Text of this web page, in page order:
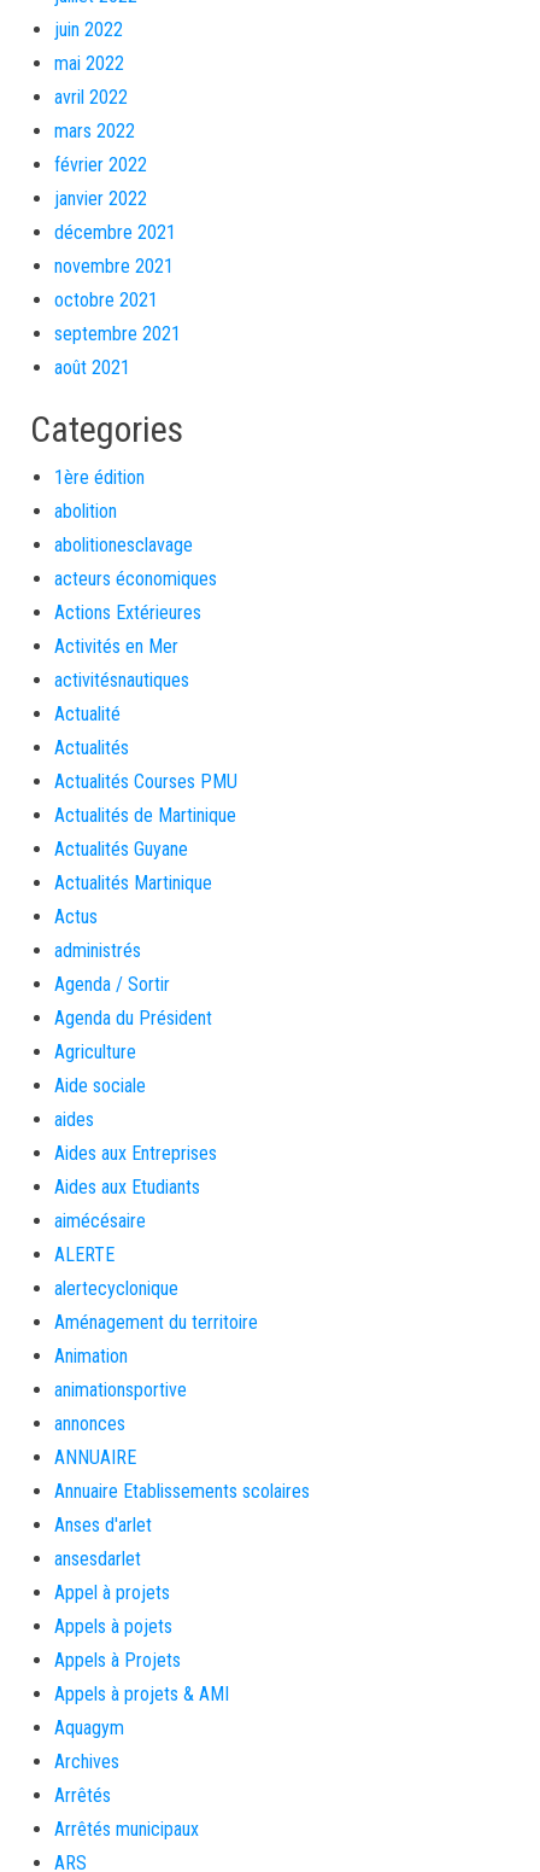
juin 2022
mai 2022
avril 2022
mars 2022
février 2022
janvier 2022
décembre 2021
novembre 2021
octobre 2021
septembre 2021
août 2021
Categories
1ère édition
abolition
abolitionesclavage
acteurs économiques
Actions Extérieures
Activités en Mer
activitésnautiques
Actualité
Actualités
Actualités Courses PMU
Actualités de Martinique
Actualités Guyane
Actualités Martinique
Actus
administrés
Agenda / Sortir
Agenda du Président
Agriculture
Aide sociale
aides
Aides aux Entreprises
Aides aux Etudiants
aimécésaire
ALERTE
alertecyclonique
Aménagement du territoire
Animation
animationsportive
annonces
ANNUAIRE
Annuaire Etablissements scolaires
Anses d'arlet
ansesdarlet
Appel à projets
Appels à pojets
Appels à Projets
Appels à projets & AMI
Aquagym
Archives
Arrêtés
Arrêtés municipaux
ARS